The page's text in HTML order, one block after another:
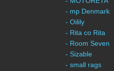
- mp Denmark
- Oilily
- Rita co Rita
- Room Seven
- Sizable
- small rags